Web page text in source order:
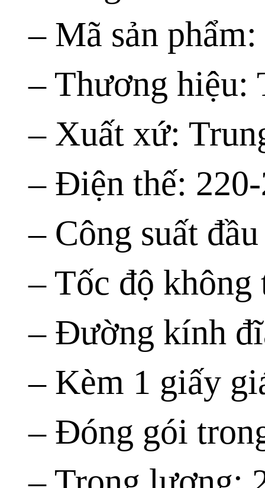
– Mã sản
– Thương hiệu:
– Xuất xứ:
– Điện thế:
– Công suất
– Tốc độ
– Đường kính
– Kèm 1 giấy
– Đóng gói